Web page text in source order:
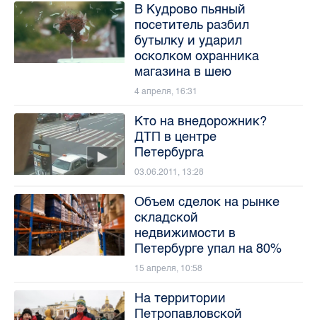
В Кудрово пьяный
посетитель разбил
бутылку и ударил
осколком охранника
магазина в шею
4 апреля, 16:31
Кто на внедорожник?
ДТП в центре
Петербурга
03.06.2011, 13:28
Объем сделок на рынке
складской
недвижимости в
Петербурге упал на 80%
15 апреля, 10:58
На территории
Петропавловской